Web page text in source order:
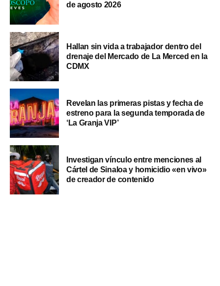
de agosto 2026
Hallan sin vida a trabajador dentro del
drenaje del Mercado de La Merced en la
CDMX
Revelan las primeras pistas y fecha de
estreno para la segunda temporada de
‘La Granja VIP’
Investigan vínculo entre menciones al
Cártel de Sinaloa y homicidio «en vivo»
de creador de contenido